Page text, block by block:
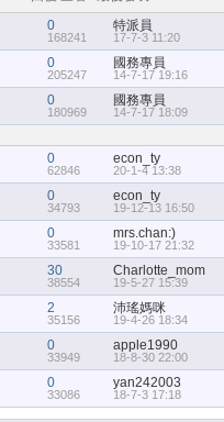
0
168241
特派員
17-7-3 11:20
0
205247
國務專員
14-7-17 19:16
0
180969
國務專員
14-7-17 18:09
0
62846
econ_ty
20-1-4 13:38
0
34793
econ_ty
19-12-13 16:50
0
33581
mrs.chan:)
19-10-17 21:32
30
38554
Charlotte_mom
19-5-27 15:39
2
35156
沛瑤媽咪
19-4-26 18:34
0
33949
apple1990
18-8-30 22:00
0
33086
yan242003
18-7-3 17:18